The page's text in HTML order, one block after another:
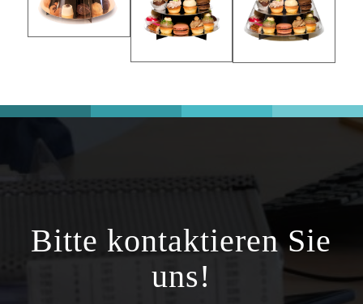
Bitte kontaktieren Sie
uns!